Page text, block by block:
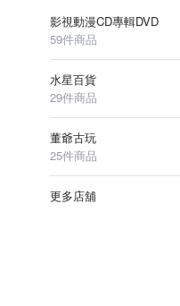
影視動漫CD專輯DVD
59件商品
水星百貨
29件商品
董爺古玩
25件商品
更多店舖